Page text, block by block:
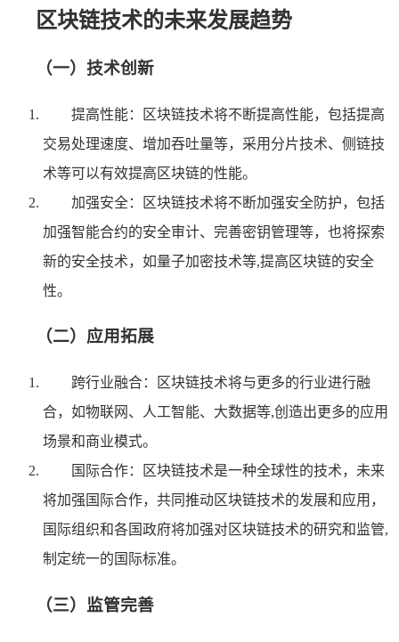
区块链技术的未来发展趋势
（一）技术创新
提高性能：区块链技术将不断提高性能，包括提高
交易处理速度、增加吞吐量等，采用分片技术、侧链技
术等可以有效提高区块链的性能。
加强安全：区块链技术将不断加强安全防护，包括
加强智能合约的安全审计、完善密钥管理等，也将探索
新的安全技术，如量子加密技术等,提高区块链的安全
性。
（二）应用拓展
跨行业融合：区块链技术将与更多的行业进行融
合，如物联网、人工智能、大数据等,创造出更多的应用
场景和商业模式。
国际合作：区块链技术是一种全球性的技术，未来
将加强国际合作，共同推动区块链技术的发展和应用，
国际组织和各国政府将加强对区块链技术的研究和监管,
制定统一的国际标准。
（三）监管完善